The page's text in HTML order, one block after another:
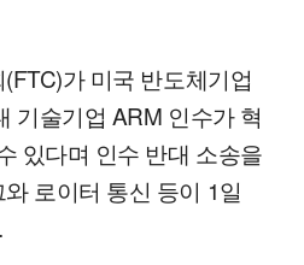
가 미국 반도체기업
기술기업 ARM 인수가 혁
있다며 인수 반대 소송을
로이터 통신 등이 1일